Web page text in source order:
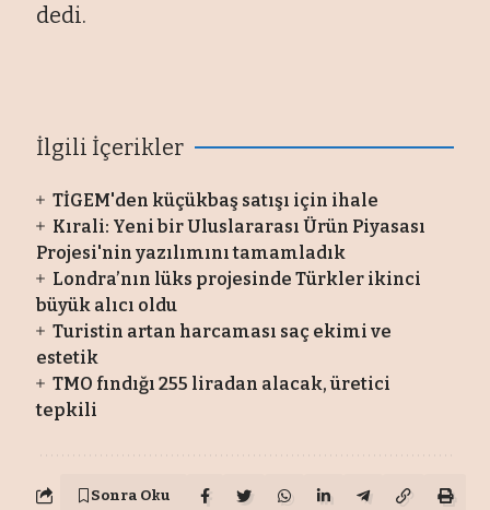
dedi.
İlgili İçerikler
TİGEM'den küçükbaş satışı için ihale
Kırali: Yeni bir Uluslararası Ürün Piyasası
Projesi'nin yazılımını tamamladık
Londra’nın lüks projesinde Türkler ikinci
büyük alıcı oldu
Turistin artan harcaması saç ekimi ve
estetik
TMO fındığı 255 liradan alacak, üretici
tepkili
Sonra Oku